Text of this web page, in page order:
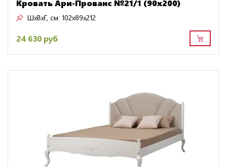
Кровать Ари-Прованс №21/1 (90х200)
ШxВxГ, см: 102x89x212
24 630 руб